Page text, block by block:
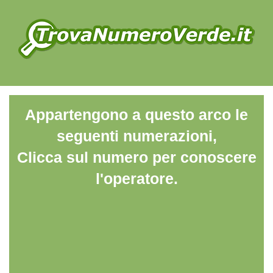
Appartengono a questo arco le
seguenti numerazioni,
Clicca sul numero per conoscere
l'operatore.